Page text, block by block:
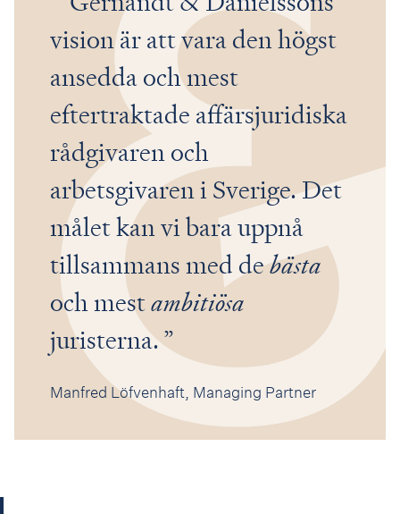
vision är att vara den högst
ansedda och mest
eftertraktade affärsjuridiska
rådgivaren och
arbetsgivaren i Sverige. Det
målet kan vi bara uppnå
tillsammans med debästa
och mestambitiösa
juristerna.
Manfred Löfvenhaft, Managing Partner